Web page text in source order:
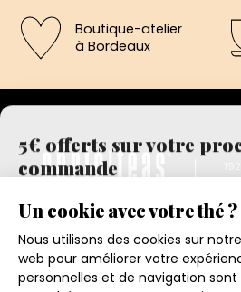
Boutique-atelier
à Bordeaux
5€ offerts sur votre
commande
Inscrivez vous a notre
immédiatement un bon de
Votre adresse email